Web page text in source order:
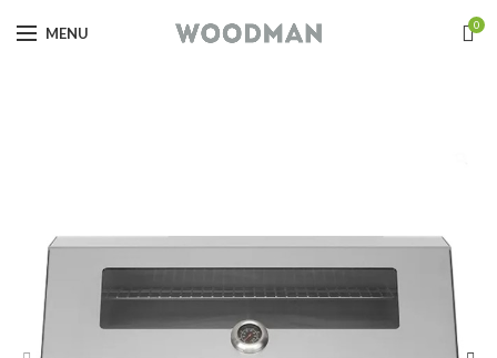
MENU 0